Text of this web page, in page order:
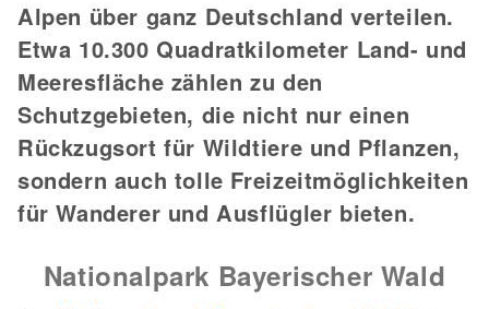
Alpen über ganz Deutschland verteilen.
Etwa 10.300 Quadratkilometer Land- und
Meeresfläche zählen zu den
Schutzgebieten, die nicht nur einen
Rückzugsort für Wildtiere und Pflanzen,
sondern auch tolle Freizeitmöglichkeiten
für Wanderer und Ausflügler bieten.
Nationalpark Bayerischer Wald